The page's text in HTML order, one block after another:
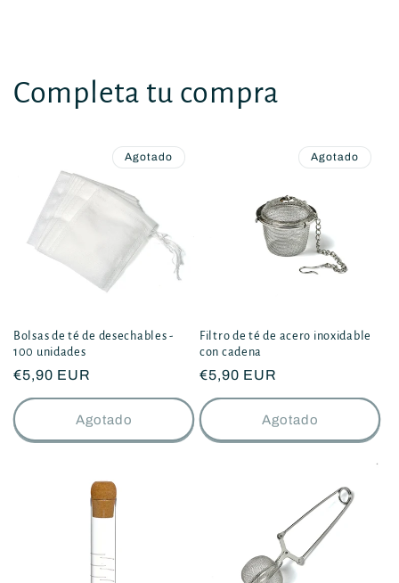
Completa tu compra
Agotado
Bolsas de té de desechables -
100 unidades
Precio
habitual
€5,90 EUR
Agotado
Agotado
Filtro de té de acero inoxidable
con cadena
Precio
habitual
€5,90 EUR
Agotado